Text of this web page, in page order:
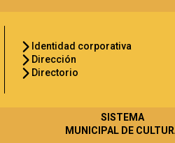
Identidad corporativa
Dirección
Directorio
SISTEMA
MUNICIPAL DE